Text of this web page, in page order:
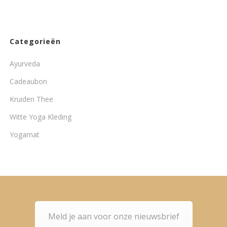
Categorieën
Ayurveda
Cadeaubon
Kruiden Thee
Witte Yoga Kleding
Yogamat
Meld je aan voor onze nieuwsbrief